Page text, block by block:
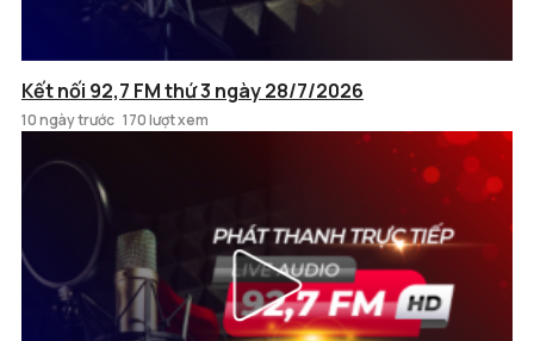
Kết nối 92,7 FM thứ 3 ngày 28/7/2026
10 ngày trước 170 lượt xem